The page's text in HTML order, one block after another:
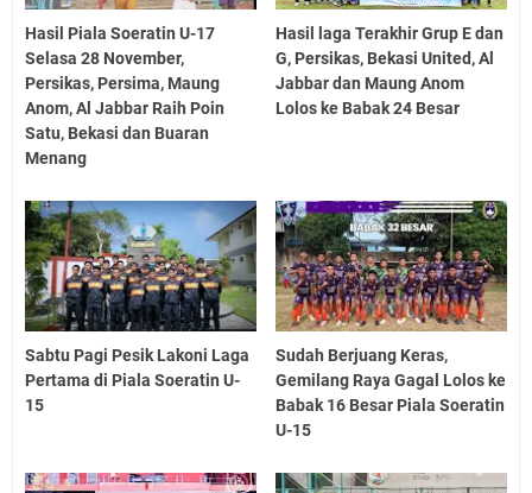
Hasil Piala Soeratin U-17
Selasa 28 November,
Persikas, Persima, Maung
Anom, Al Jabbar Raih Poin
Satu, Bekasi dan Buaran
Menang
Hasil laga Terakhir Grup E dan
G, Persikas, Bekasi United, Al
Jabbar dan Maung Anom
Lolos ke Babak 24 Besar
Sabtu Pagi Pesik Lakoni Laga
Pertama di Piala Soeratin U-
15
Sudah Berjuang Keras,
Gemilang Raya Gagal Lolos ke
Babak 16 Besar Piala Soeratin
U-15